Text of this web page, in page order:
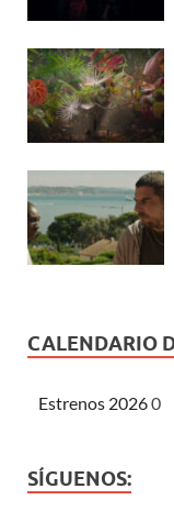
CALENDARIO
Estrenos 20260
SÍGUENOS: